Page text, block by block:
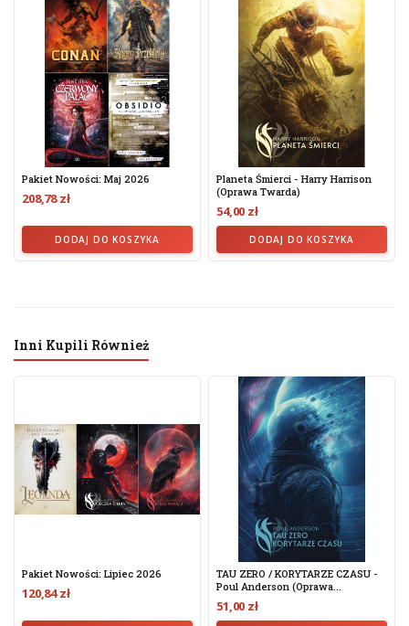
Pakiet Nowości: Maj 2026
208,78 zł
DODAJ DO KOSZYKA
Planeta Śmierci - Harry Harrison
(oprawa Twarda)
54,00 zł
DODAJ DO KOSZYKA
Inni Kupili Również
Pakiet Nowości: Lipiec 2026
120,84 zł
TAU ZERO / KORYTARZE CZASU -
Poul Anderson (oprawa...
51,00 zł